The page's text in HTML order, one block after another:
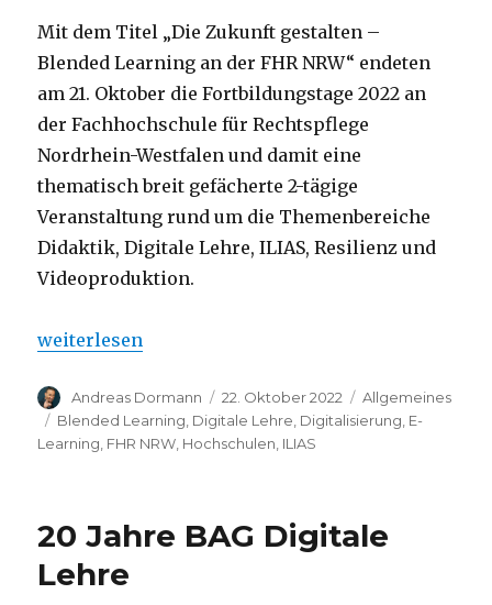
Mit dem Titel „Die Zukunft gestalten –
Blended Learning an der FHR NRW“ endeten
am 21. Oktober die Fortbildungstage 2022 an
der Fachhochschule für Rechtspflege
Nordrhein-Westfalen und damit eine
thematisch breit gefächerte 2-tägige
Veranstaltung rund um die Themenbereiche
Didaktik, Digitale Lehre, ILIAS, Resilienz und
Videoproduktion.
„Blended Learning an der FHR NRW“
weiterlesen
Autor
Andreas Dormann
Veröffentlicht
am
22. Oktober 2022 Kategorien
Allgemeines
Schlagwörter
Blended Learning Digitale Lehre Digitalisierung E-
Learning FHR NRW Hochschulen ILIAS
20 Jahre BAG Digitale
Lehre